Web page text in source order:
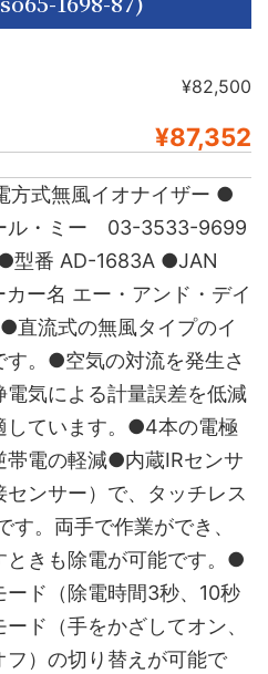
¥82,500
¥87,352
方式無風イオナイザー ●
ル・ミー 03-3533-9699
番 AD-1683A ●JAN
ー名 エー・アンド・デイ
流式の無風タイプのイ
す。●空気の対流を発生さ
気による計量誤差を低減
しています。●4本の電極
帯電の軽減●内蔵IRセンサ
ンサー）で、タッチレス
。両手で作業ができ、
ときも除電が可能です。●
ド（除電時間3秒、10秒
ド（手をかざしてオン、
フ）の切り替えが可能で